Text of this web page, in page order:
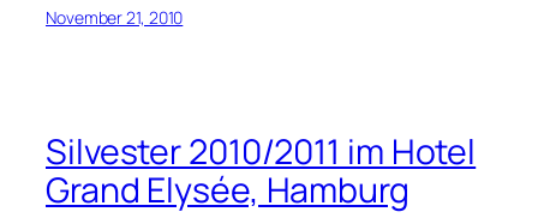
November 21, 2010
Silvester 2010/2011 im Hotel
Grand Elysée, Hamburg